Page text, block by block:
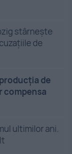
stârnește
de
de
compensa
ultimilor ani.